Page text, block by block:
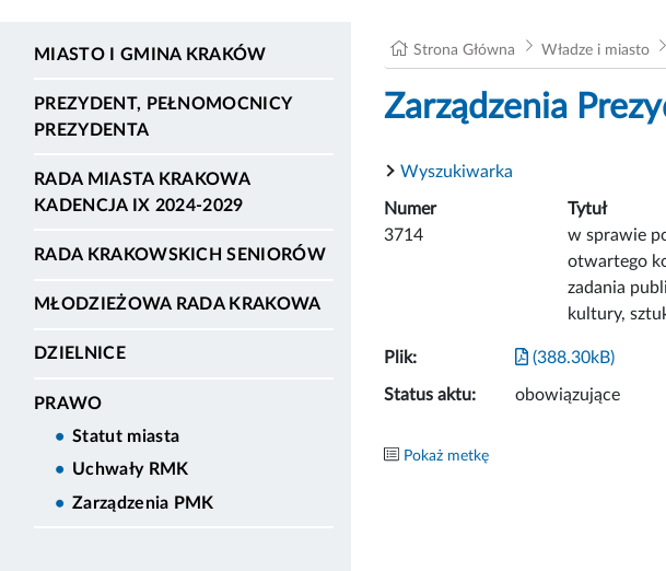
MIASTO I GMINA KRAKÓW
PREZYDENT, PEŁNOMOCNICY
PREZYDENTA
RADA MIASTA KRAKOWA
KADENCJA IX 2024-2029
RADA KRAKOWSKICH SENIORÓW
MŁODZIEŻOWA RADA KRAKOWA
DZIELNICE
PRAWO
Statut miasta
Uchwały RMK
Zarządzenia PMK
Strona Główna Władze i miasto
Zarządzenia
Wyszukiwarka
Numer Tytuł
3714
w sprawie
otwartego
zadania
kultury,
Plik: (388.30kB)
Status aktu: obowiązujące
Pokaż metkę